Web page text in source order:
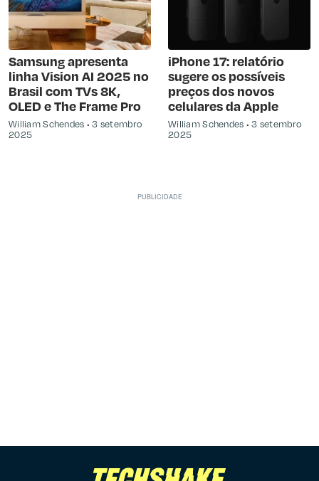
Samsung apresenta
linha Vision AI 2025 no
Brasil com TVs 8K,
OLED e The Frame Pro
William Schendes
3 setembro
2025
iPhone 17: relatório
sugere os possíveis
preços dos novos
celulares da Apple
William Schendes
3 setembro
2025